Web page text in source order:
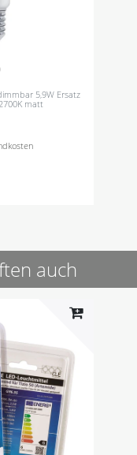
5,9W Ersatz
matt
auch